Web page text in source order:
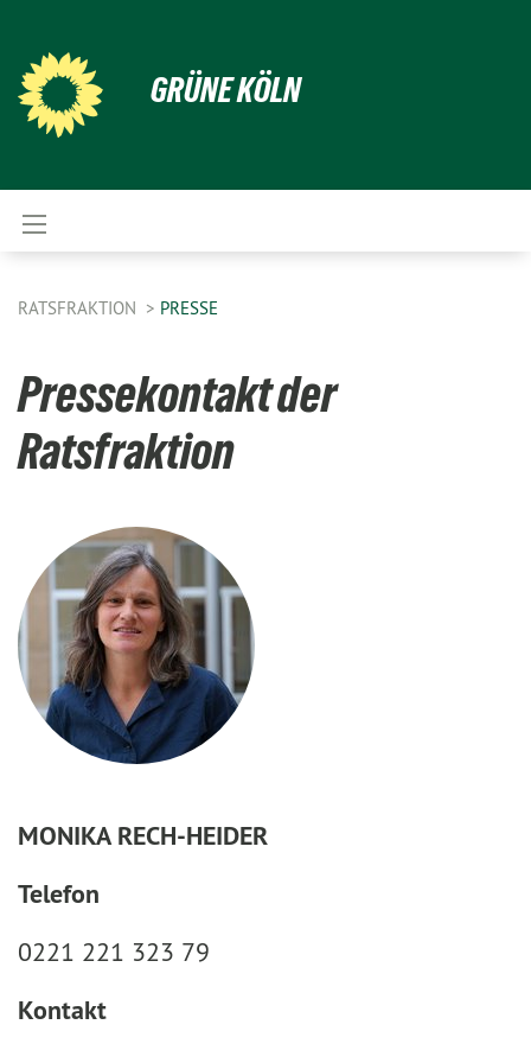
GRÜNE KÖLN
RATSFRAKTION PRESSE
Pressekontakt der
Ratsfraktion
MONIKA RECH-HEIDER
Telefon
0221 221 323 79
Kontakt